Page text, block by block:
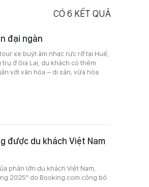
CÓ 6 KẾT QUẢ
đại ngàn
xe buýt âm nhạc rực rỡ tại Huế,
ở Gia Lai, du khách có thêm
với văn hóa – di sản, vừa hòa
được du khách Việt Nam
phần lớn du khách Việt Nam,
2025" do Booking.com công bố.